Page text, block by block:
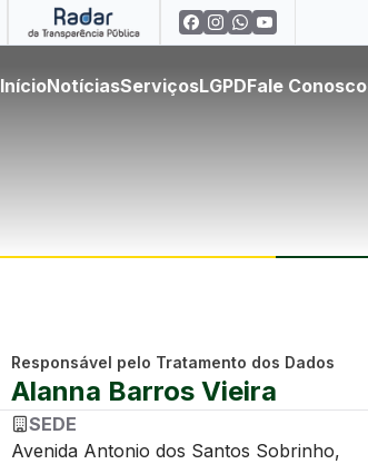
InícioNotíciasServiçosLGPDFale Conosco
Responsável pelo Tratamento dos Dados
Alanna Barros Vieira
SEDE
Avenida Antonio dos Santos Sobrinho,